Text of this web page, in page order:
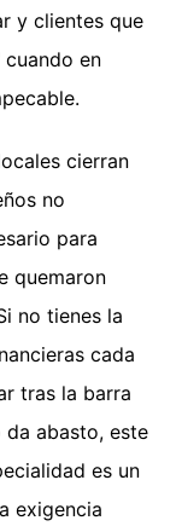
y clientes que
en
cierran
no
para
quemaron
no tienes la
cada
tras la barra
abasto, este
es un
exigencia